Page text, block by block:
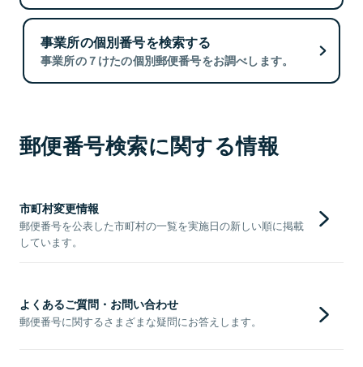
事業所の個別番号を検索する
事業所の７けたの個別郵便番号をお調べします。
郵便番号検索に関する情報
市町村変更情報
郵便番号を公表した市町村の一覧を実施日の新しい順に掲載
しています。
よくあるご質問・お問い合わせ
郵便番号に関するさまざまな疑問にお答えします。